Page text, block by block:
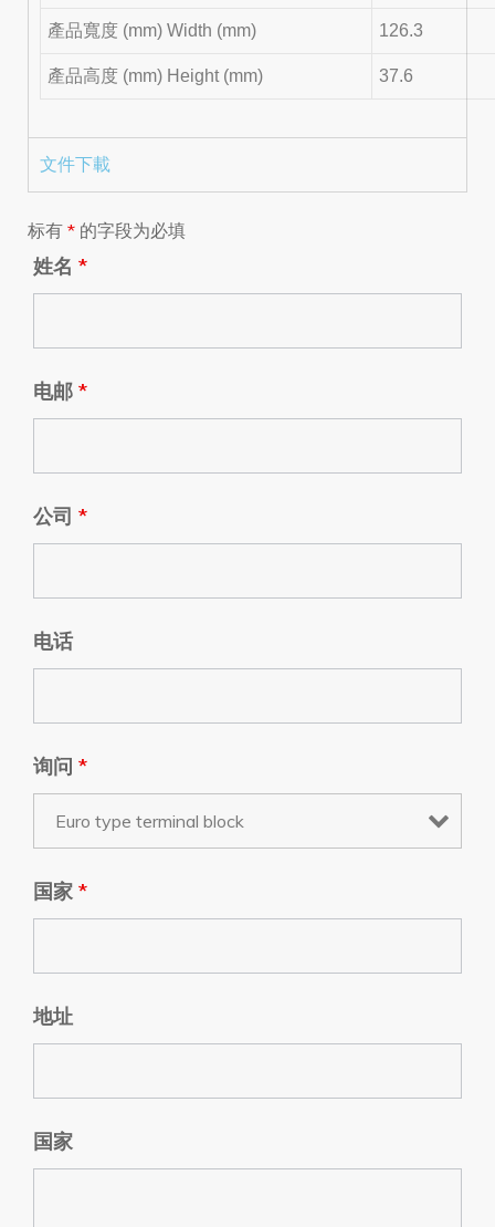
產品寬度 (mm) Width (mm) 126.3
產品高度 (mm) Height (mm) 37.6
文件下載
标有 * 的字段为必填
姓名 *
电邮 *
公司 *
电话
询问 *
国家 *
地址
国家